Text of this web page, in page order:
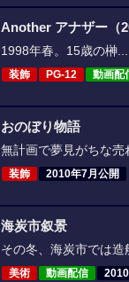
Another アナザー（
1998年春。15歳の榊...
装飾 PG-12 動画配
おのぼり物語
無計画で夢見がちな売
装飾 2010年7月公開
海炭市叙景
その冬、海炭市では造
美術 動画配信